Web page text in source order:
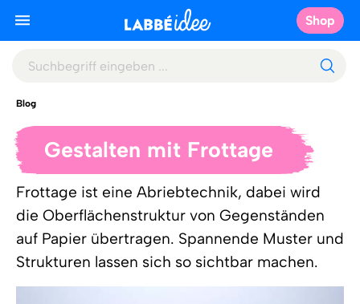
Shop
Blog
Gestalten mit Frottage
Frottage ist eine Abriebtechnik, dabei wird
die Oberflächenstruktur von Gegenständen
auf Papier übertragen. Spannende Muster und
Strukturen lassen sich so sichtbar machen.